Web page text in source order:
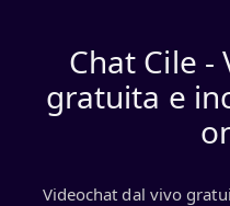
Chat Cile -
gratuita e
Videochat dal vivo